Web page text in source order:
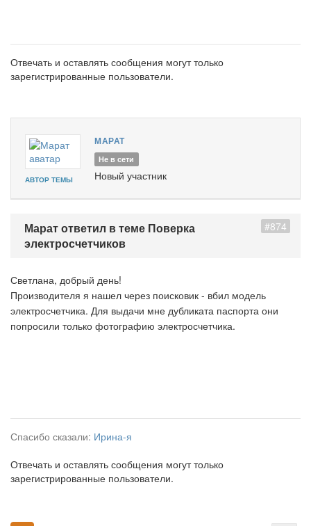
Отвечать и оставлять сообщения могут только
зарегистрированные пользователи.
МАРАТ
АВТОР ТЕМЫ
Не в сети
Новый участник
#874
Марат ответил в теме Поверка
электросчетчиков
Светлана, добрый день!
Производителя я нашел через поисковик - вбил модель
электросчетчика. Для выдачи мне дубликата паспорта они
попросили только фотографию электросчетчика.
Спасибо сказали: Ирина-я
Отвечать и оставлять сообщения могут только
зарегистрированные пользователи.